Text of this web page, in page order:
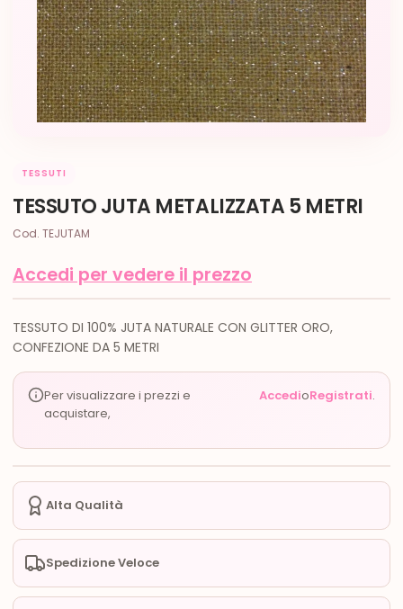
TESSUTI
TESSUTO JUTA METALIZZATA 5 METRI
Cod. TEJUTAM
Accedi per vedere il prezzo
TESSUTO DI 100% JUTA NATURALE CON GLITTER ORO,
CONFEZIONE DA 5 METRI
Per visualizzare i prezzi e
acquistare,
AccedioRegistrati.
Alta Qualità
Spedizione Veloce